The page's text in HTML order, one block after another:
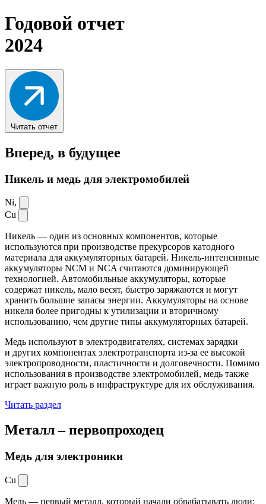
Годовой отчет
2024
Читать отчет
Вперед, в будущее
Никель и медь для электромобилей
Ni,
Cu
Никель — один из основных компонентов, которые
используются при производстве прекурсоров катодного
материала для аккумуляторных батарей. Никель-интенсивные
аккумуляторы NCM и NCA считаются доминирующей
технологией. Автомобильные аккумуляторы, которые
содержат никель, мало весят, быстро заряжаются и могут
хранить большие запасы энергии. Аккумуляторы на основе
никеля более пригодны к утилизации и вторичному
использованию, чем другие типы аккумуляторных батарей.
Медь используют в электродвигателях, системах зарядки
и других компонентах электротранспорта из-за ее высокой
электропроводности, пластичности и долговечности. Помимо
использования в производстве электромобилей, медь также
играет важную роль в инфраструктуре для их обслуживания.
Читать раздел
Металл –первопроходец
Медь для электроники
Cu
Медь — первый металл, который начали обрабатывать люди: